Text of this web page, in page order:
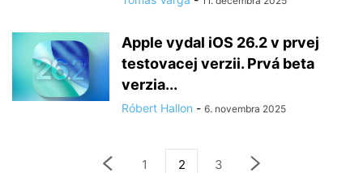
Apple vydal iOS 26.2 v prvej
testovacej verzii. Prvá beta
verzia...
Róbert Hallon - 6. novembra 2025
1 2 3